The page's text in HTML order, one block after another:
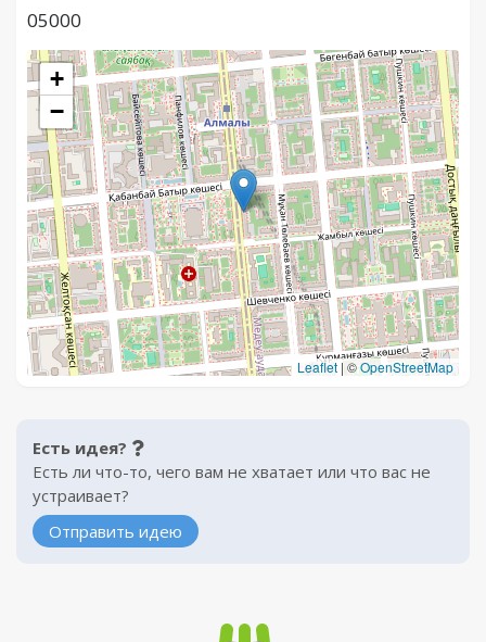
05000
+
−
Leaflet |©OpenStreetMap
Есть идея?
Есть ли что-то, чего вам не хватает или что вас не
устраивает?
Отправить идею